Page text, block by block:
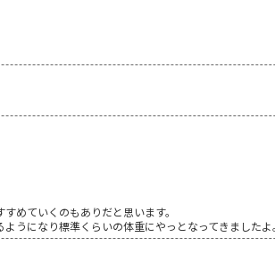
めていくのもありだと思います。
うになり標準くらいの体重にやっとなってきましたよ。